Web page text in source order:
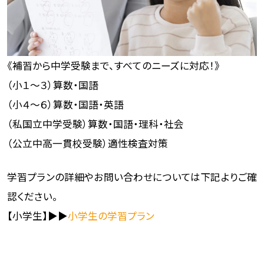
《補習から中学受験まで、すべてのニーズに対応！》
（小１～３）算数・国語
（小４～６）算数・国語・英語
（私国立中学受験）算数・国語・理科・社会
（公立中高一貫校受験）適性検査対策
学習プランの詳細やお問い合わせについては下記よりご確
認ください。
【小学生】▶▶小学生の学習プラン